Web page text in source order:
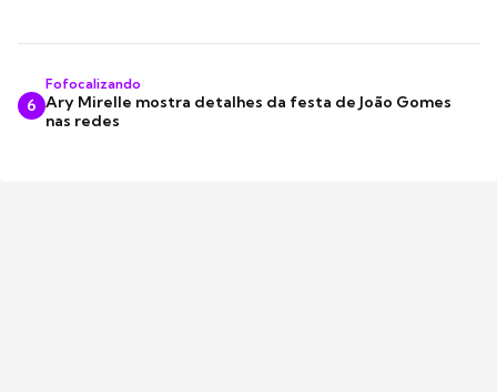
6
Fofocalizando
Ary Mirelle mostra detalhes da festa de João Gomes
nas redes